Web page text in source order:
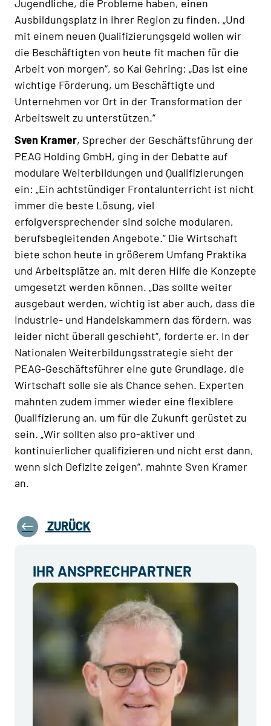
Jugendliche, die Probleme haben, einen
Ausbildungsplatz in ihrer Region zu finden. „Und
mit einem neuen Qualifizierungsgeld wollen wir
die Beschäftigten von heute fit machen für die
Arbeit von morgen“, so Kai Gehring: „Das ist eine
wichtige Förderung, um Beschäftigte und
Unternehmen vor Ort in der Transformation der
Arbeitswelt zu unterstützen.“
Sven Kramer, Sprecher der Geschäftsführung der
PEAG Holding GmbH, ging in der Debatte auf
modulare Weiterbildungen und Qualifizierungen
ein: „Ein achtstündiger Frontalunterricht ist nicht
immer die beste Lösung, viel
erfolgversprechender sind solche modularen,
berufsbegleitenden Angebote.“ Die Wirtschaft
biete schon heute in größerem Umfang Praktika
und Arbeitsplätze an, mit deren Hilfe die Konzepte
umgesetzt werden können. „Das sollte weiter
ausgebaut werden, wichtig ist aber auch, dass die
Industrie- und Handelskammern das fördern, was
leider nicht überall geschieht“, forderte er. In der
Nationalen Weiterbildungsstrategie sieht der
PEAG-Geschäftsführer eine gute Grundlage, die
Wirtschaft solle sie als Chance sehen. Experten
mahnten zudem immer wieder eine flexiblere
Qualifizierung an, um für die Zukunft gerüstet zu
sein. „Wir sollten also pro-aktiver und
kontinuierlicher qualifizieren und nicht erst dann,
wenn sich Defizite zeigen“, mahnte Sven Kramer
an.
ZURÜCK
IHR ANSPRECHPARTNER